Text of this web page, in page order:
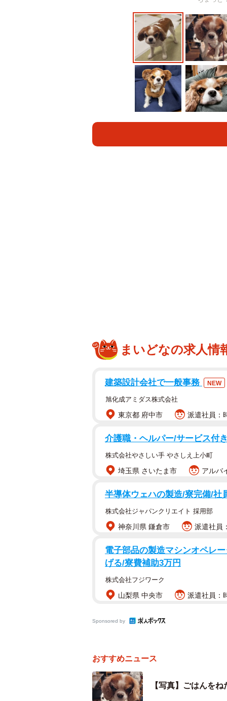
まいどなの求人情
建築設計会社で一般事務 NEW
旭化成アミダス株式会社
東京都 府中市 派遣社員：
介護職・ヘルパー/サービス付
株式会社やさしい手 やさしえ上小町
埼玉県 さいたま市 アルバ
半導体ウェハの製造/寮完備/社
株式会社ジャパンクリエイト 採用部
神奈川県 鎌倉市 派遣社員
電子部品の製造マシンオペレ
げる/寮費補助3万円
株式会社フジワーク
山梨県 中央市 派遣社員：
Sponsored by
おすすめニュース
【写真】ごはんを